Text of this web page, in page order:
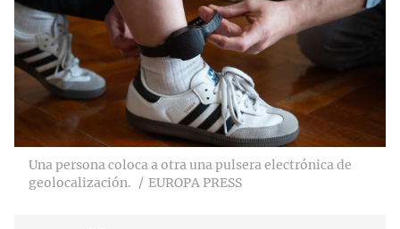
Una persona coloca a otra una pulsera electrónica de
geolocalización.
EUROPA PRESS